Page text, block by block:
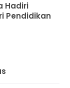
Hadiri
Pendidikan